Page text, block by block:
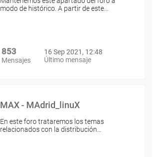
modo de histórico. A partir de este…
853
Mensajes
16 Sep 2021, 12:48
Último mensaje
MAX - MAdrid_linuX
En este foro trataremos los temas
relacionados con la distribución…